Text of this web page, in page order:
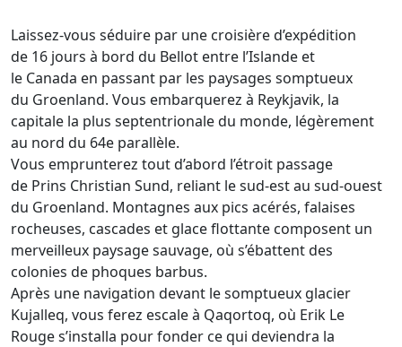
Laissez-vous séduire par une croisière d’expédition
de 16 jours à bord du Bellot entre l’Islande et
le Canada en passant par les paysages somptueux
du Groenland. Vous embarquerez à Reykjavik, la
capitale la plus septentrionale du monde, légèrement
au nord du 64e parallèle.
Vous emprunterez tout d’abord l’étroit passage
de Prins Christian Sund, reliant le sud-est au sud-ouest
du Groenland. Montagnes aux pics acérés, falaises
rocheuses, cascades et glace flottante composent un
merveilleux paysage sauvage, où s’ébattent des
colonies de phoques barbus.
Après une navigation devant le somptueux glacier
Kujalleq, vous ferez escale à Qaqortoq, où Erik Le
Rouge s’installa pour fonder ce qui deviendra la